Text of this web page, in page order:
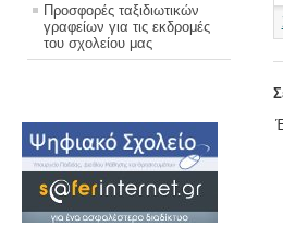
Προσφορές ταξιδιωτικών
γραφείων για τις εκδρομές
του σχολείου μας